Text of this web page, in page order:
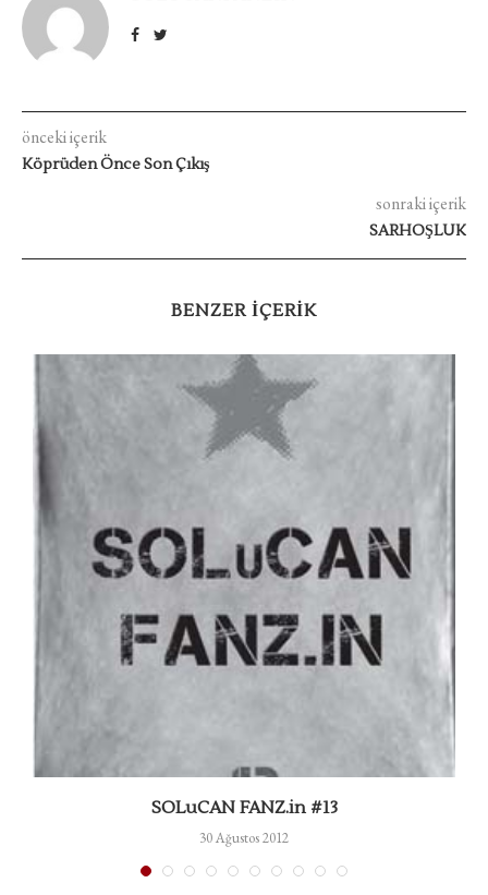
önceki içerik
Köprüden Önce Son Çıkış
sonraki içerik
SARHOŞLUK
BENZER IÇERIK
SOLuCAN FANZ.in #13
30 Ağustos 2012